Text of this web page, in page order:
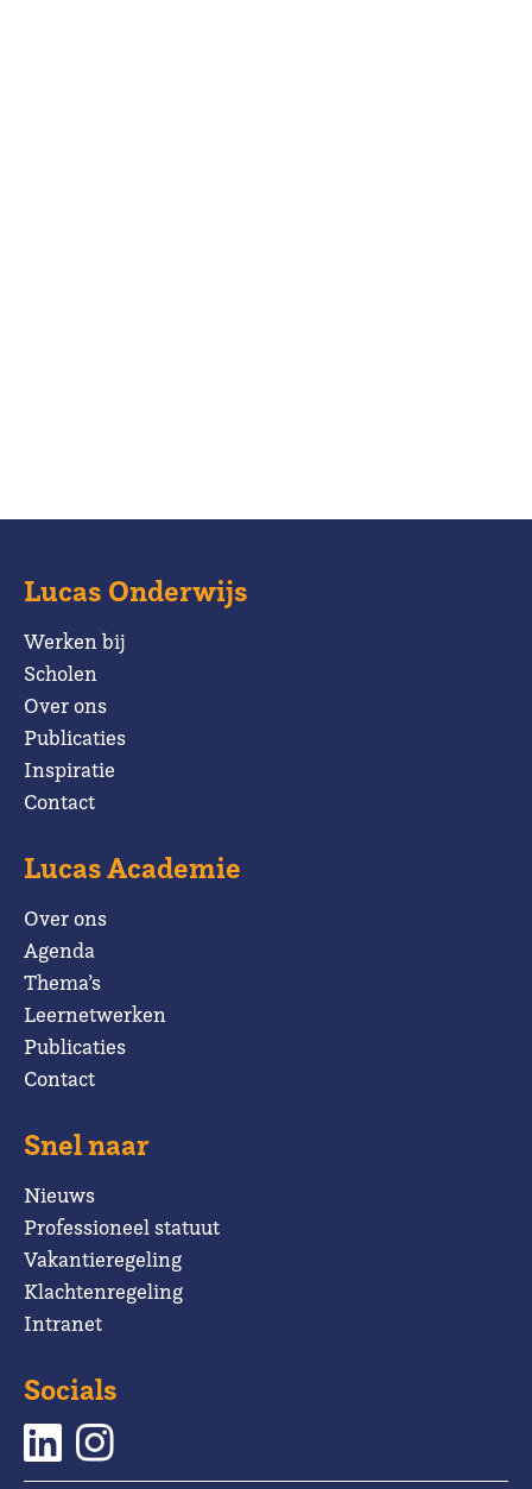
Lucas Onderwijs
Werken bij
Scholen
Over ons
Publicaties
Inspiratie
Contact
Lucas Academie
Over ons
Agenda
Thema’s
Leernetwerken
Publicaties
Contact
Snel naar
Nieuws
Professioneel statuut
Vakantieregeling
Klachtenregeling
Intranet
Socials